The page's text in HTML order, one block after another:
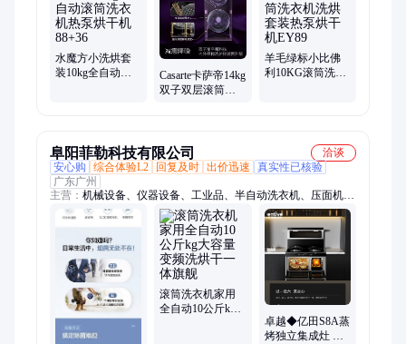
化器、不锈钢卧式搅拌机、激光焊接机、家禽脱毛机鸡、煲仔
炉、泥浆泵、激光切割机、高速液压钳、卧式砂磨机
水魔方小洗烘套
装10kg全自动滚
Casarte卡萨帝14kg
双子双层滚筒洗
羊毛绿标小比佛
利10KG滚筒洗衣
阜阳菲勒科技有限公司
洽谈
安心购
综合体验L2 回复及时 出价迅速
真实性已核验
广东广州
主营： 机械设备、仪器设备、工业品、半自动洗衣机、压面机、
气流式粉碎机、蒸饭柜、收银一体机、香薰机、KTV音响套装、
冰沙机、雅马哈电子琴、雅马哈三角钢琴、电吹管、油烟净化
器、七弦古琴、石油干洗机、冷冻柜、精雕仪、食堂餐桌椅、古
琴、显微镜、炒冰机
滚筒洗衣机家用
全自动10公斤kg
卓越◆亿田S8A蒸
烤独立集成灶 家